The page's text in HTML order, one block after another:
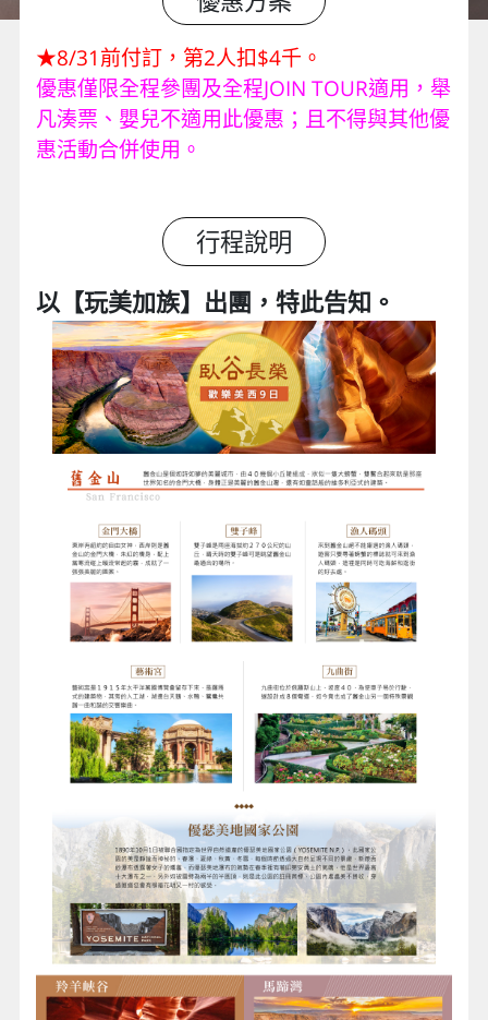
★8/31前付訂，第2人扣$4千。
優惠僅限全程參團及全程JOIN TOUR適用，舉
凡湊票、嬰兒不適用此優惠；且不得與其他優
惠活動合併使用。
行程說明
以【玩美加族】出團，特此告知。